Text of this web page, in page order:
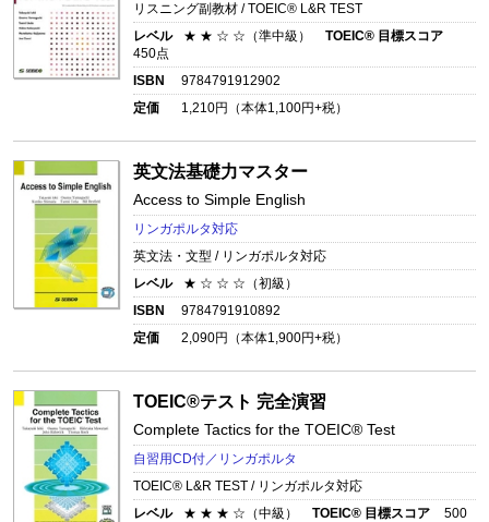
リスニング副教材 / TOEIC® L&R TEST
レベル
★ ★ ☆ ☆（準中級）
TOEIC® 目標スコア
450点
ISBN
9784791912902
定価
1,210円（本体1,100円+税）
英文法基礎力マスター
Access to Simple English
リンガポルタ対応
英文法・文型 / リンガポルタ対応
レベル
★ ☆ ☆ ☆（初級）
ISBN
9784791910892
定価
2,090円（本体1,900円+税）
TOEIC®テスト 完全演習
Complete Tactics for the TOEIC® Test
自習用CD付／リンガポルタ
TOEIC® L&R TEST / リンガポルタ対応
レベル
★ ★ ★ ☆（中級） TOEIC® 目標スコア
500